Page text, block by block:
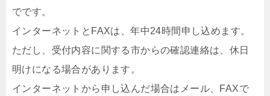
でです。
インターネットとFAXは、年中24時間申し込めます。
ただし、受付内容に関する市からの確認連絡は、休日
明けになる場合があります。
インターネットから申し込んだ場合はメール、FAXで